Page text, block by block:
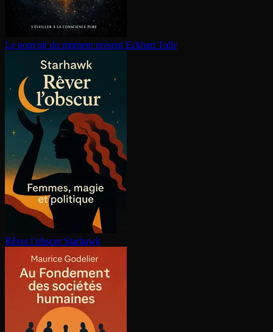
Le pouvoir du moment présent Eckhart Tolle
Rêver l’obscur Starhawk